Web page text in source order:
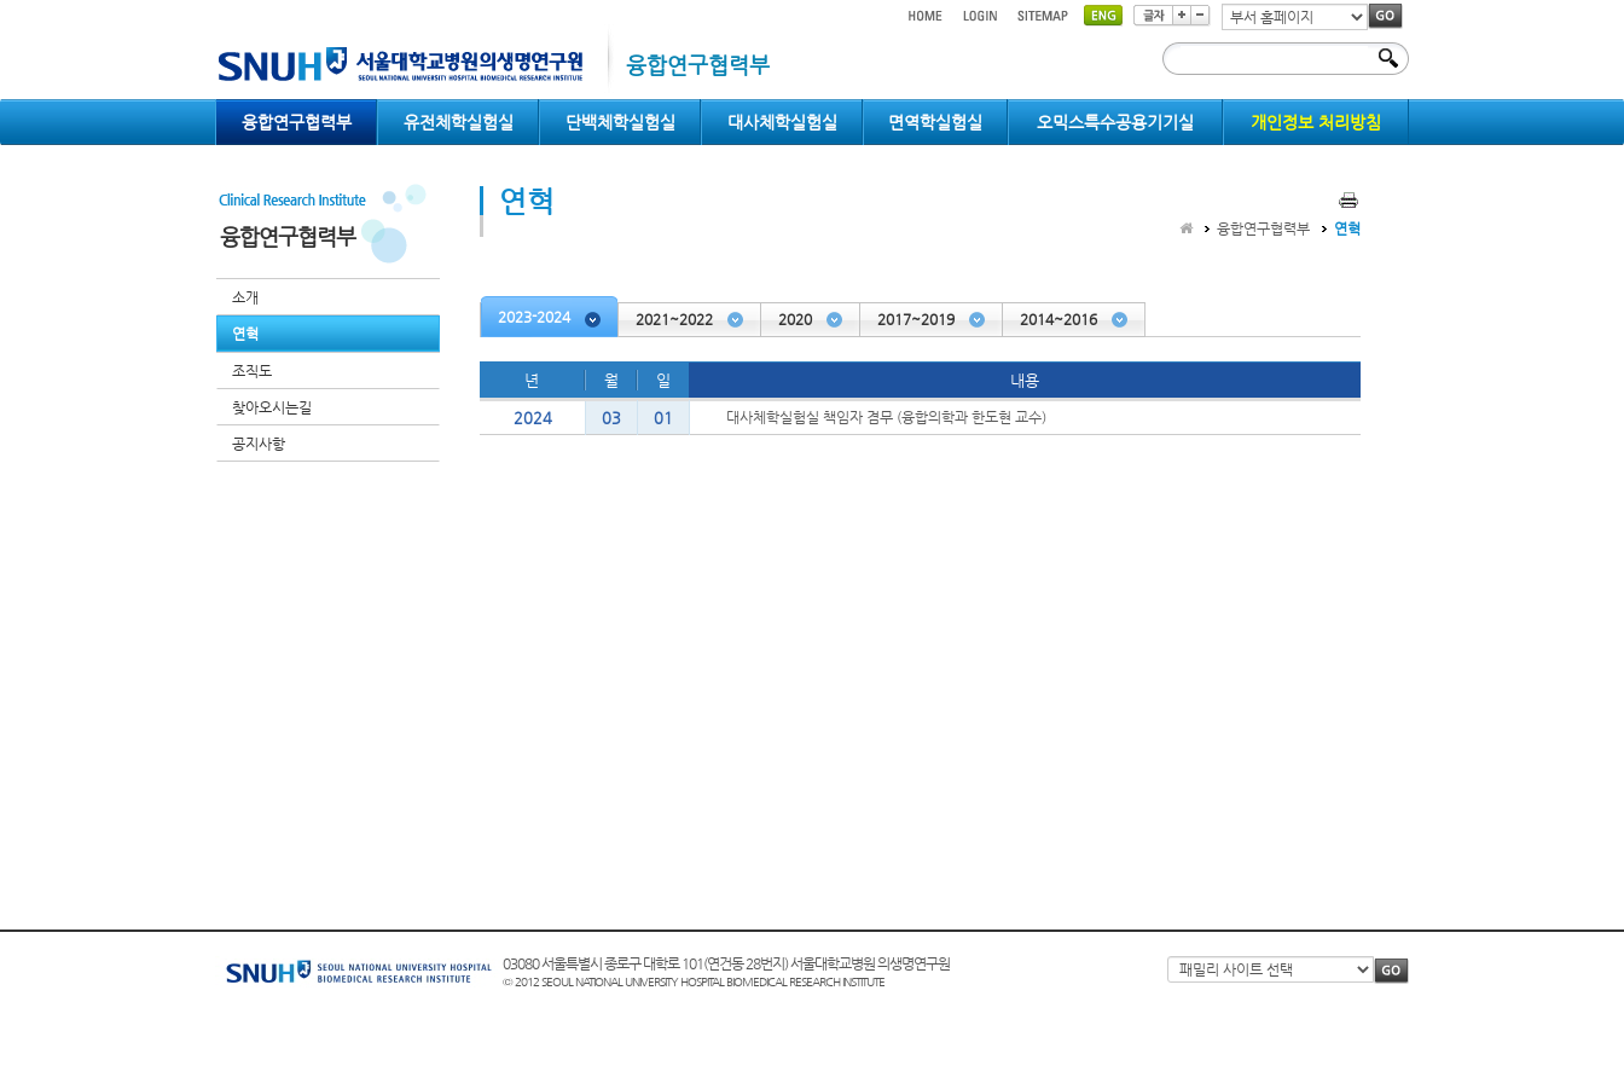
융합연구협력부
부
서
페
지
융합연구협력부 유전체학실험실 단백체학실험실 대사체학실험실 면역학실험실 오믹스특수공용기기실 개인정보 처리방침
융합연구협력부
소개
연혁
조직도
찾아오시는길
공지사항
연혁
융합연구협력부 연혁
2023-2024 2021~2022 2020 2017~2019 2014~2016
스
년 월 일 내용
2024 03 01 대사체학실험실 책임자 겸무 (융합의학과 한도현 교수)
03080 서울특별시 종로구 대학로 101(연건동 28번지) 서울대학교병원 의생명연구원
© 2012 SEOUL NATIONAL UNIVERSITY HOSPITAL BIOMEDICAL RESEARCH INSTITUTE